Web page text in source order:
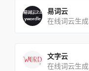
易词云
在线词云生成
文字云
在线词云生成